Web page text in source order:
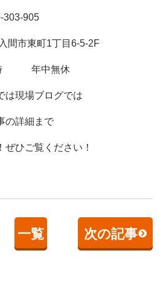
303-905
間市東町1丁目6-5-2F
時 年中無休
は現場ブログでは
の詳細まで
ぜひご覧ください！
一覧 次の記事